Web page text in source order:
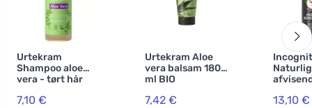
Urtekram
Shampoo aloe
vera - tørt hår
7,10 €
Urtekram Aloe
vera balsam 180
ml BIO
7,42 €
Naturlig
13,10 €